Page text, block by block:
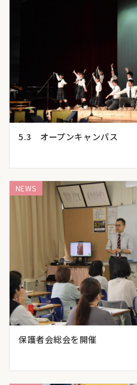
5.3 オープンキャンパス
保護者会総会を開催
NEWS